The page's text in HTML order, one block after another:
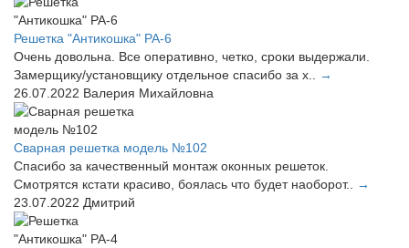
Решетка "Антикошка" РА-6
Очень довольна. Все оперативно, четко, сроки выдержали.
Замерщику/установщику отдельное спасибо за х..
→
26.07.2022 Валерия Михайловна
Сварная решетка модель №102
Спасибо за качественный монтаж оконных решеток.
Смотрятся кстати красиво, боялась что будет наоборот..
→
23.07.2022 Дмитрий